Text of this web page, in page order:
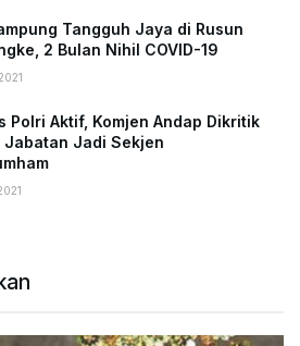
Tangguh Jaya di Rusun
2 Bulan Nihil COVID-19
Polri Aktif, Komjen Andap Dikritik
Jabatan Jadi Sekjen